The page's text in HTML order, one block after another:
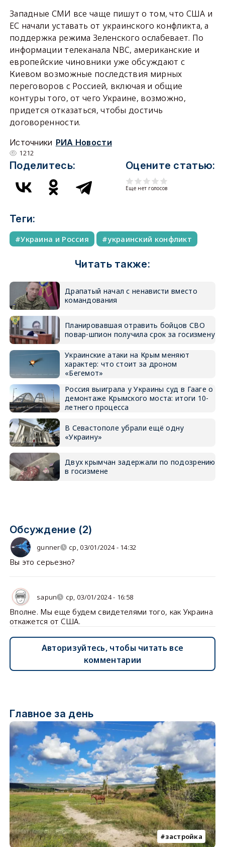
Западные СМИ все чаще пишут о том, что США и
ЕС начали уставать от украинского конфликта, а
поддержка режима Зеленского ослабевает. По
информации телеканала NBC, американские и
европейские чиновники уже обсуждают с
Киевом возможные последствия мирных
переговоров с Россией, включая и общие
контуры того, от чего Украине, возможно,
придется отказаться, чтобы достичь
договоренности.
Источники РИА Новости
1212
Поделитесь: Оцените статью:
Еще нет голосов
Теги:
Украина и Россия украинский конфликт
Читать также:
Драпатый начал с ненависти вместо
командования
Планировавшая отравить бойцов СВО
повар-шпион получила срок за госизмену
Украинские атаки на Крым меняют
характер: что стоит за дроном
«Бегемот»
Россия выиграла у Украины суд в Гааге о
демонтаже Крымского моста: итоги 10-
летнего процесса
В Севастополе убрали ещё одну
«Украину»
Двух крымчан задержали по подозрению
в госизмене
Обсуждение (2)
gunner ср, 03/01/2024 - 14:32
Вы это серьезно?
sapun ср, 03/01/2024 - 16:58
Вполне. Мы еще будем свидетелями того, как Украина
откажется от США.
Авторизуйтесь, чтобы читать все
комментарии
Главное за день
застройка